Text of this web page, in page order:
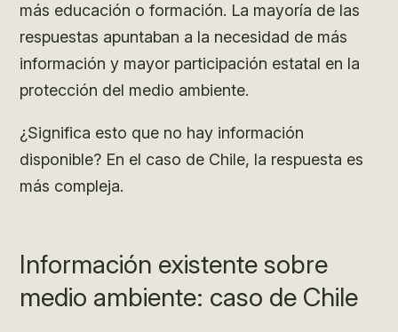
más educación o formación. La mayoría de las
respuestas apuntaban a la necesidad de más
información y mayor participación estatal en la
protección del medio ambiente.
¿Significa esto que no hay información
disponible? En el caso de Chile, la respuesta es
más compleja.
Información existente sobre
medio ambiente: caso de Chile